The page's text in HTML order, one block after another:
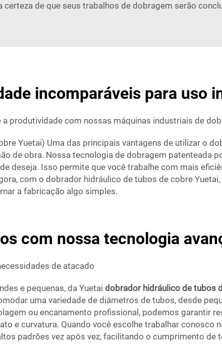
certeza de que seus trabalhos de dobragem serão
incomparáveis para uso
produtividade com nossas máquinas industriais de
Yuetai) Uma das principais vantagens de utilizar o
de obra. Nossa tecnologia de dobragem patenteada
deseja. Isso permite que você trabalhe com mais
com o dobrador hidráulico de tubos de cobre
a fabricação algo simples.
com nossa tecnologia
de atacado
e pequenas, da Yuetai dobrador hidráulico de tubos
uma variedade de diâmetros de tubos, desde
ou encanamento profissional, podemos garantir
e curvatura. Quando você escolhe trabalhar conosco
padrões vez após vez, facilitando o cumprimento